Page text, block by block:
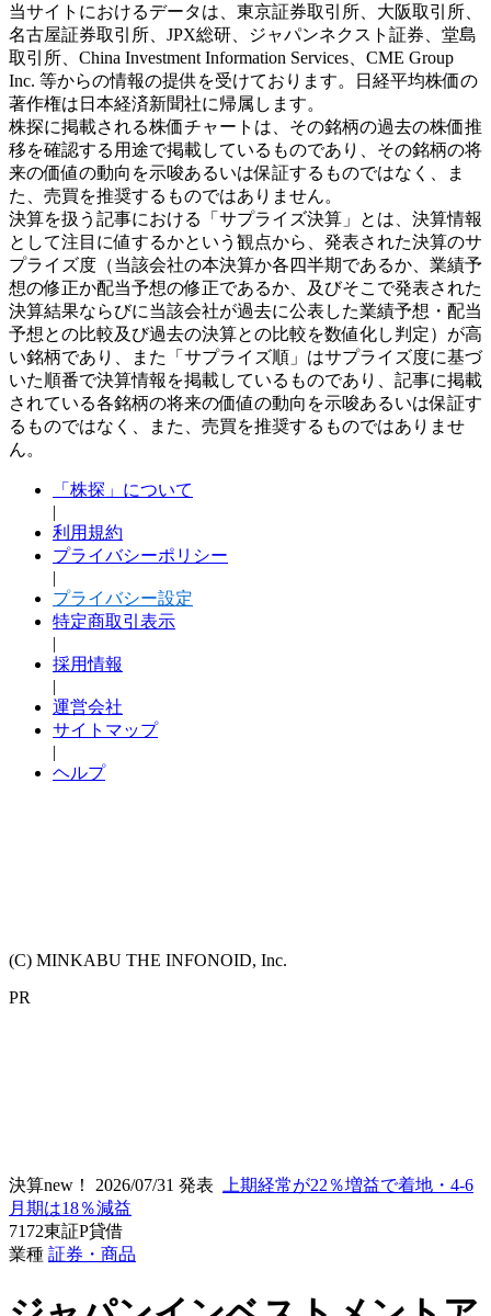
当サイトにおけるデータは、東京証券取引所、大阪取引所、
名古屋証券取引所、JPX総研、ジャパンネクスト証券、堂島
取引所、China Investment Information Services、CME Group
Inc. 等からの情報の提供を受けております。日経平均株価の
著作権は日本経済新聞社に帰属します。
株探に掲載される株価チャートは、その銘柄の過去の株価推
移を確認する用途で掲載しているものであり、その銘柄の将
来の価値の動向を示唆あるいは保証するものではなく、ま
た、売買を推奨するものではありません。
決算を扱う記事における「サプライズ決算」とは、決算情報
として注目に値するかという観点から、発表された決算のサ
プライズ度（当該会社の本決算か各四半期であるか、業績予
想の修正か配当予想の修正であるか、及びそこで発表された
決算結果ならびに当該会社が過去に公表した業績予想・配当
予想との比較及び過去の決算との比較を数値化し判定）が高
い銘柄であり、また「サプライズ順」はサプライズ度に基づ
いた順番で決算情報を掲載しているものであり、記事に掲載
されている各銘柄の将来の価値の動向を示唆あるいは保証す
るものではなく、また、売買を推奨するものではありませ
ん。
「株探」について
|
利用規約
プライバシーポリシー
|
プライバシー設定
特定商取引表示
|
採用情報
|
運営会社
サイトマップ
|
ヘルプ
(C) MINKABU THE INFONOID, Inc.
PR
決算new！ 2026/07/31 発表
上期経常が22％増益で着地・4-6
月期は18％減益
7172東証P貸借
業種 証券・商品